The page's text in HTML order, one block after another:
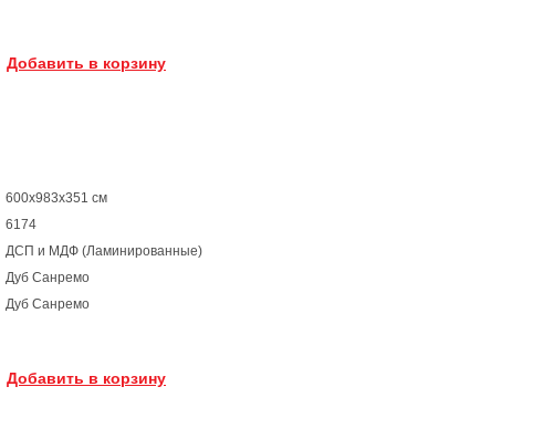
Добавить в корзину
600х983х351 см
6174
ДСП и МДФ (Ламинированные)
Дуб Санремо
Дуб Санремо
Добавить в корзину